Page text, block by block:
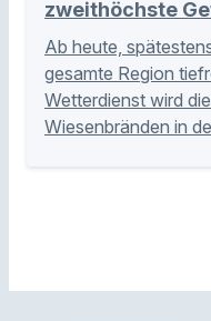
zweithöchste
Ab heute,
gesamte Region
Wetterdienst wird
Wiesenbränden in